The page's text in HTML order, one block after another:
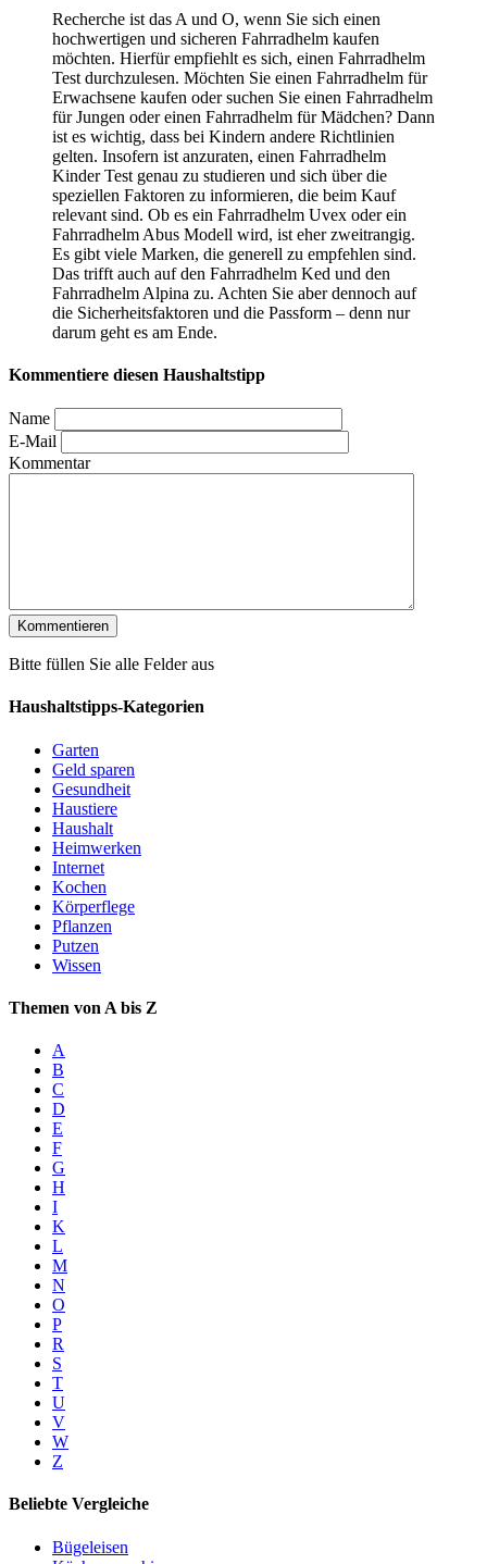
Recherche ist das A und O, wenn Sie sich einen
hochwertigen und sicheren Fahrradhelm kaufen
möchten. Hierfür empfiehlt es sich, einen Fahrradhelm
Test durchzulesen. Möchten Sie einen Fahrradhelm für
Erwachsene kaufen oder suchen Sie einen Fahrradhelm
für Jungen oder einen Fahrradhelm für Mädchen? Dann
ist es wichtig, dass bei Kindern andere Richtlinien
gelten. Insofern ist anzuraten, einen Fahrradhelm
Kinder Test genau zu studieren und sich über die
speziellen Faktoren zu informieren, die beim Kauf
relevant sind. Ob es ein Fahrradhelm Uvex oder ein
Fahrradhelm Abus Modell wird, ist eher zweitrangig.
Es gibt viele Marken, die generell zu empfehlen sind.
Das trifft auch auf den Fahrradhelm Ked und den
Fahrradhelm Alpina zu. Achten Sie aber dennoch auf
die Sicherheitsfaktoren und die Passform – denn nur
darum geht es am Ende.
Kommentiere diesen Haushaltstipp
Name
E-Mail
Kommentar
Bitte füllen Sie alle Felder aus
Haushaltstipps-Kategorien
Garten
Geld sparen
Gesundheit
Haustiere
Haushalt
Heimwerken
Internet
Kochen
Körperflege
Pflanzen
Putzen
Wissen
Themen von A bis Z
A
B
C
D
E
F
G
H
I
K
L
M
N
O
P
R
S
T
U
V
W
Z
Beliebte Vergleiche
Bügeleisen